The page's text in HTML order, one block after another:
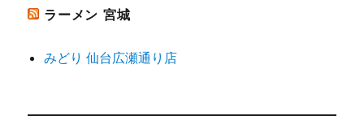
ラーメン 宮城
みどり 仙台広瀬通り店